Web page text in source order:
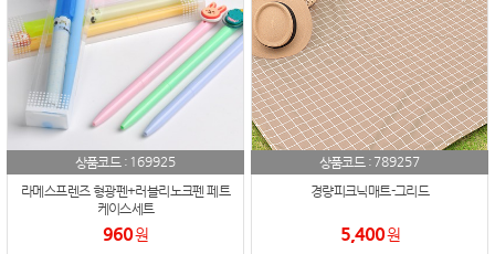
상품코드 : 169925
라메스프렌즈 형광펜+러블리노크펜 페트
케이스세트
960원
상품코드 : 789257
경량피크닉매트-그리드
5,400원